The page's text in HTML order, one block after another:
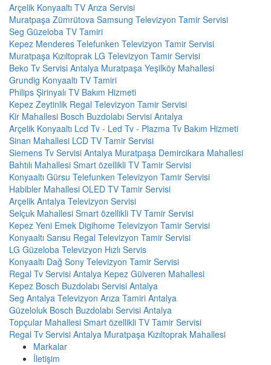
Arçelik Konyaaltı TV Arıza Servisi
Muratpaşa Zümrütova Samsung Televizyon Tamir Servisi
Seg Güzeloba TV Tamiri
Kepez Menderes Telefunken Televizyon Tamir Servisi
Muratpaşa Kızıltoprak LG Televizyon Tamir Servisi
Beko Tv Servisi Antalya Muratpaşa Yeşilköy Mahallesi
Grundig Konyaaltı TV Tamiri
Philips Şirinyalı TV Bakım Hizmeti
Kepez Zeytinlik Regal Televizyon Tamir Servisi
Kir Mahallesi Bosch Buzdolabı Servisi Antalya
Arçelik Konyaaltı Lcd Tv - Led Tv - Plazma Tv Bakım Hizmeti
Sinan Mahallesi LCD TV Tamir Servisi
Siemens Tv Servisi Antalya Muratpaşa Demircikara Mahallesi
Bahtılı Mahallesi Smart özellikli TV Tamir Servisi
Konyaaltı Gürsu Telefunken Televizyon Tamir Servisi
Habibler Mahallesi OLED TV Tamir Servisi
Arçelik Antalya Televizyon Servisi
Selçuk Mahallesi Smart özellikli TV Tamir Servisi
Kepez Yeni Emek Digihome Televizyon Tamir Servisi
Konyaaltı Sarısu Regal Televizyon Tamir Servisi
LG Güzeloba Televizyon Hızlı Servis
Konyaaltı Dağ Sony Televizyon Tamir Servisi
Regal Tv Servisi Antalya Kepez Gülveren Mahallesi
Kepez Bosch Buzdolabı Servisi Antalya
Seg Antalya Televizyon Arıza Tamiri Antalya
Güzeloluk Bosch Buzdolabı Servisi Antalya
Topçular Mahallesi Smart özellikli TV Tamir Servisi
Regal Tv Servisi Antalya Muratpaşa Kızıltoprak Mahallesi
Markalar
İletişim